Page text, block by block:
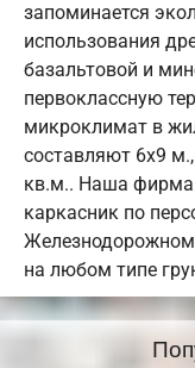
запоминается
использования
базальтовой и
первоклассную
микроклимат в
составляют 6х9
кв.м.. Наша фирма
каркасник по
на любом типе